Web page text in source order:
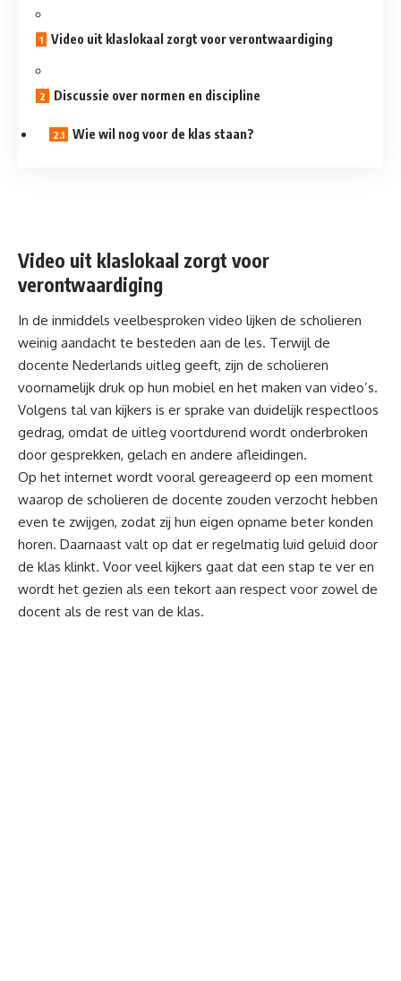
Video uit klaslokaal zorgt voor verontwaardiging
Discussie over normen en discipline
Wie wil nog voor de klas staan?
Video uit klaslokaal zorgt voor
verontwaardiging
In de inmiddels veelbesproken video lijken de scholieren
weinig aandacht te besteden aan de les. Terwijl de
docente Nederlands uitleg geeft, zijn de scholieren
voornamelijk druk op hun mobiel en het maken van video’s.
Volgens tal van kijkers is er sprake van duidelijk respectloos
gedrag, omdat de uitleg voortdurend wordt onderbroken
door gesprekken, gelach en andere afleidingen.
Op het internet wordt vooral gereageerd op een moment
waarop de scholieren de docente zouden verzocht hebben
even te zwijgen, zodat zij hun eigen opname beter konden
horen. Daarnaast valt op dat er regelmatig luid geluid door
de klas klinkt. Voor veel kijkers gaat dat een stap te ver en
wordt het gezien als een tekort aan respect voor zowel de
docent als de rest van de klas.